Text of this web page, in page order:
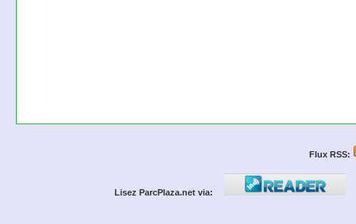
Flux RSS:
Lisez ParcPlaza.net via: